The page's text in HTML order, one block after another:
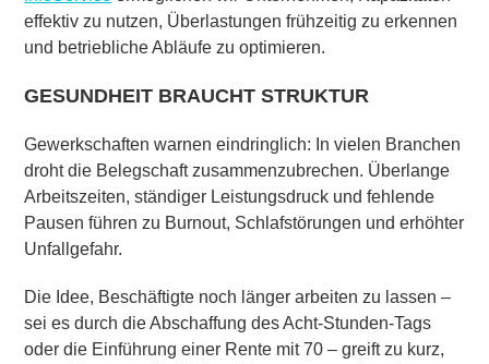
effektiv zu nutzen, Überlastungen frühzeitig zu erkennen
und betriebliche Abläufe zu optimieren.
GESUNDHEIT BRAUCHT STRUKTUR
Gewerkschaften warnen eindringlich: In vielen Branchen
droht die Belegschaft zusammenzubrechen. Überlange
Arbeitszeiten, ständiger Leistungsdruck und fehlende
Pausen führen zu Burnout, Schlafstörungen und erhöhter
Unfallgefahr.
Die Idee, Beschäftigte noch länger arbeiten zu lassen –
sei es durch die Abschaffung des Acht-Stunden-Tags
oder die Einführung einer Rente mit 70 – greift zu kurz,